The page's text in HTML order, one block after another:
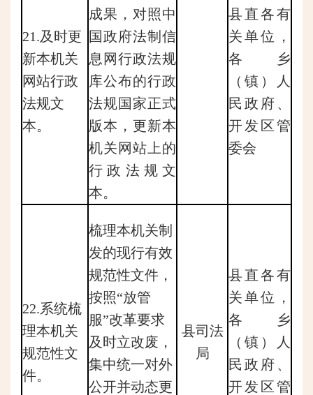
21.及时更
新本机关
网站行政
法规文
本。
成果，对照中
国政府法制信
息网行政法规
库公布的行政
法规国家正式
版本，更新本
机关网站上的
行政法规文
本。
县直各有
关单位，
各乡
（镇）人
民政府、
开发区管
委会
22.系统梳
理本机关
规范性文
件。
梳理本机关制
发的现行有效
规范性文件，
按照“放管
服”改革要求
及时立改废，
集中统一对外
公开并动态更
县司法
局
县直各有
关单位，
各乡
（镇）人
民政府、
开发区管